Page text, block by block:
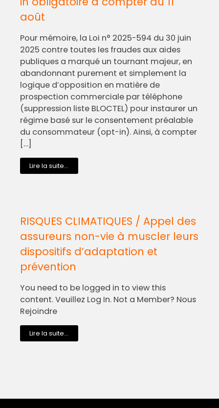
août
Pour mémoire, la Loi n° 2025-594 du 30 juin
2025 contre toutes les fraudes aux aides
publiques a marqué un tournant majeur, en
abandonnant purement et simplement la
logique d’opposition en matière de
prospection commerciale par téléphone
(suppression liste BLOCTEL) pour instaurer un
régime basé sur le consentement préalable
du consommateur (opt-in). Ainsi, à compter
[…]
Lire la suite...
RISQUES CLIMATIQUES / Appel des
assureurs non-vie à muscler leurs
dispositifs d’adaptation et
prévention
You need to be logged in to view this
content. Veuillez Log In. Not a Member? Nous
Rejoindre
Lire la suite...